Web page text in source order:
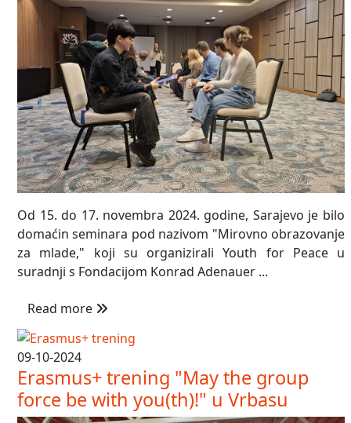
Od 15. do 17. novembra 2024. godine, Sarajevo je bilo
domaćin seminara pod nazivom "Mirovno obrazovanje
za mlade," koji su organizirali Youth for Peace u
suradnji s Fondacijom Konrad Adenauer ...
Read more
09-10-2024
Erasmus+ trening "May the group
force be with you(th)!" u Vrbasu